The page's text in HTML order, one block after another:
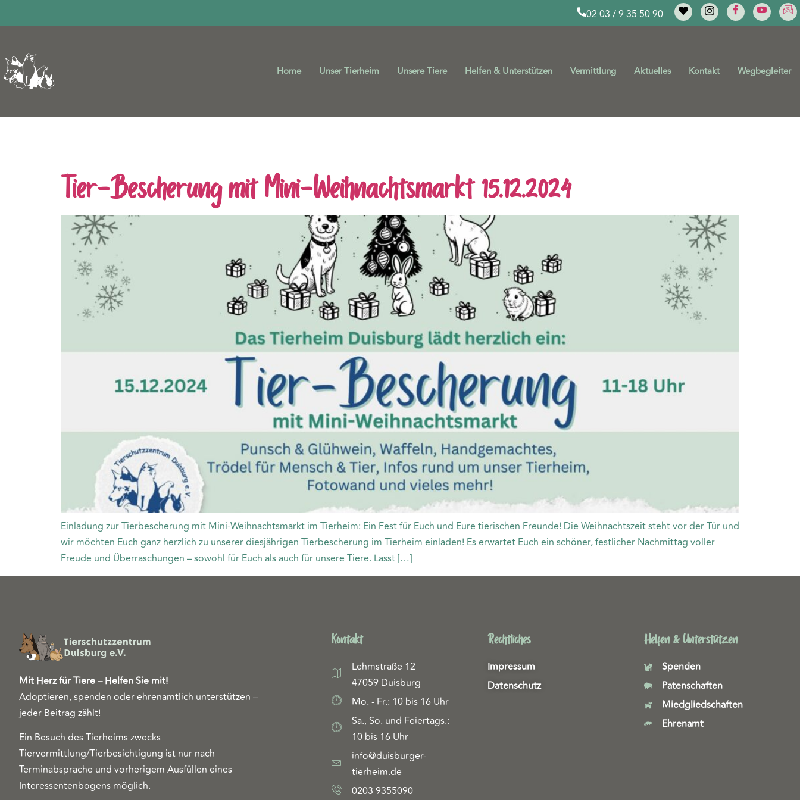
02 03 / 9 35 50 90
Home Unser Tierheim Unsere Tiere Helfen & Unterstützen Vermittlung Aktuelles Kontakt Wegbegleiter
Tier-Bescherung mit Mini-Weihnachtsmarkt 15.12.2024
Einladung zur Tierbescherung mit Mini-Weihnachtsmarkt im Tierheim: Ein Fest für Euch und Eure tierischen Freunde! Die Weihnachtszeit steht vor der Tür und
wir möchten Euch ganz herzlich zu unserer diesjährigen Tierbescherung im Tierheim einladen! Es erwartet Euch ein schöner, festlicher Nachmittag voller
Freude und Überraschungen – sowohl für Euch als auch für unsere Tiere. Lasst […]
Mit Herz für Tiere – Helfen Sie mit!
Adoptieren, spenden oder ehrenamtlich unterstützen –
jeder Beitrag zählt!
Ein Besuch des Tierheims zwecks
Tiervermittlung/Tierbesichtigung ist nur nach
Terminabsprache und vorherigem Ausfüllen eines
Interessentenbogens möglich.
Kontakt
Lehmstraße 12
47059 Duisburg
Mo. - Fr.: 10 bis 16 Uhr
Sa., So. und Feiertags.:
10 bis 16 Uhr
info@duisburger-
tierheim.de
0203 9355090
Rechtliches
Impressum
Datenschutz
Helfen & Unterstützen
Spenden
Patenschaften
Miedgliedschaften
Ehrenamt